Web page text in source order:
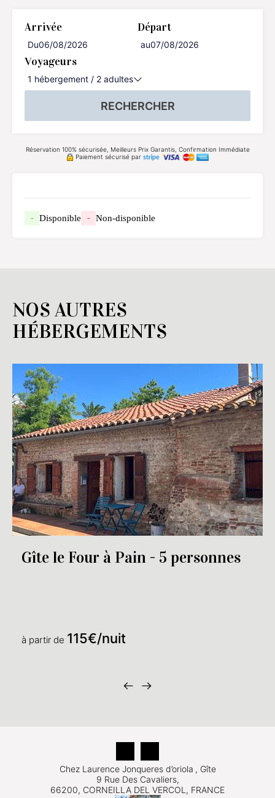
Arrivée
Du
Départ
au
Voyageurs
1 hébergement / 2 adultes
RECHERCHER
Réservation 100% sécurisée, Meilleurs Prix Garantis, Confirmation Immédiate
Paiement sécurisé par
- Disponible - Non-disponible
NOS AUTRES
HÉBERGEMENTS
Gîte le Four à Pain - 5 personnes
à partir de 115€/nuit
Chez Laurence Jonqueres d’oriola , Gîte
9 Rue Des Cavaliers,
66200, CORNEILLA DEL VERCOL, FRANCE